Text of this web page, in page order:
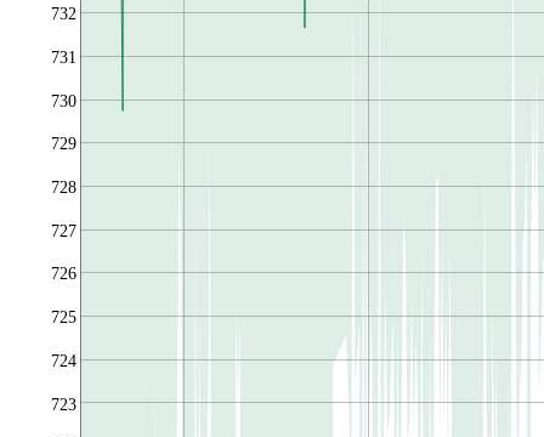
723
724
725
726
727
728
729
730
731
732